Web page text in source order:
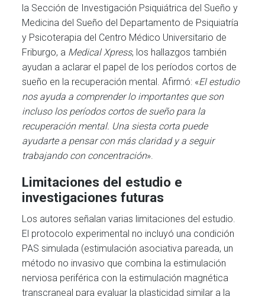
la Sección de Investigación Psiquiátrica del Sueño y
Medicina del Sueño del Departamento de Psiquiatría
y Psicoterapia del Centro Médico Universitario de
Friburgo, a Medical Xpress, los hallazgos también
ayudan a aclarar el papel de los períodos cortos de
sueño en la recuperación mental. Afirmó: «El estudio
nos ayuda a comprender lo importantes que son
incluso los períodos cortos de sueño para la
recuperación mental. Una siesta corta puede
ayudarte a pensar con más claridad y a seguir
trabajando con concentración».
Limitaciones del estudio e
investigaciones futuras
Los autores señalan varias limitaciones del estudio.
El protocolo experimental no incluyó una condición
PAS simulada (estimulación asociativa pareada, un
método no invasivo que combina la estimulación
nerviosa periférica con la estimulación magnética
transcraneal para evaluar la plasticidad similar a la